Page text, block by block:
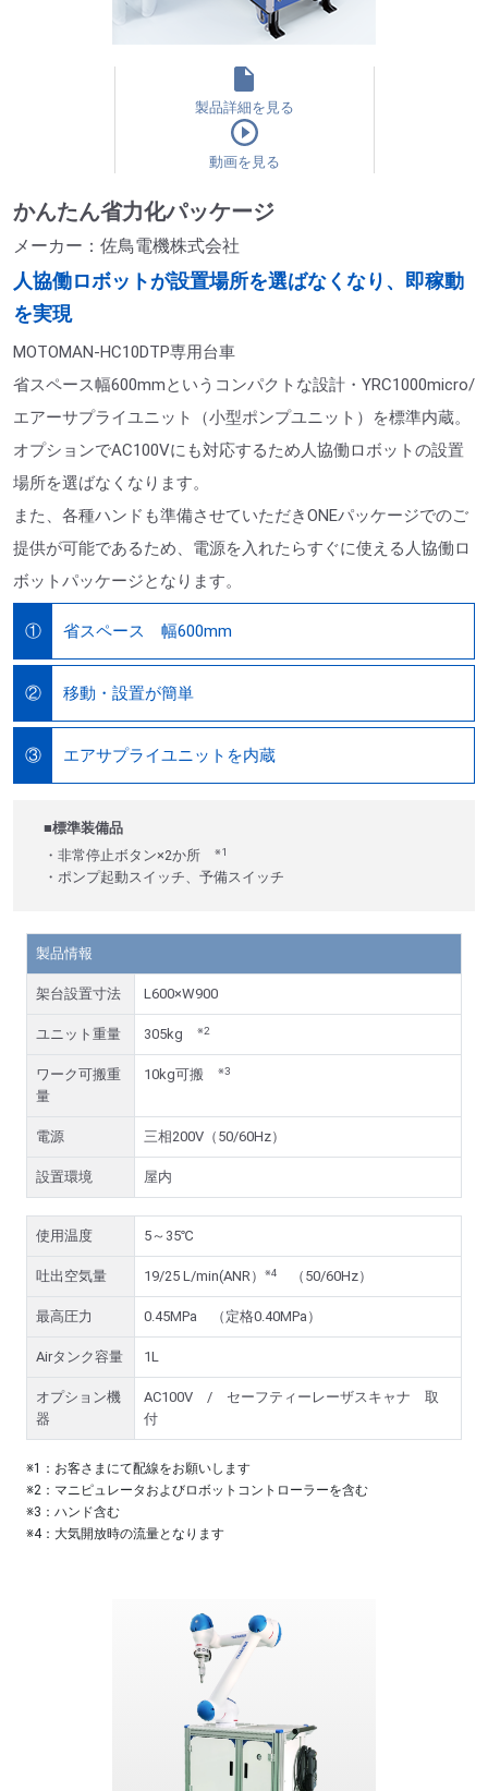
製品詳細を見る
動画を見る
かんたん省力化パッケージ
メーカー：佐鳥電機株式会社
人協働ロボットが設置場所を選ばなくなり、即稼動
を実現
MOTOMAN-HC10DTP専用台車
省スペース幅600mmというコンパクトな設計・YRC1000micro/
エアーサプライユニット（小型ポンプユニット）を標準内蔵。
オプションでAC100Vにも対応するため人協働ロボットの設置
場所を選ばなくなります。
また、各種ハンドも準備させていただきONEパッケージでのご
提供が可能であるため、電源を入れたらすぐに使える人協働ロ
ボットパッケージとなります。
① 省スペース 幅600mm
② 移動・設置が簡単
③ エアサプライユニットを内蔵
■標準装備品
・非常停止ボタン×2か所
※1
・ポンプ起動スイッチ、予備スイッチ
製品情報
架台設置寸法 L600×W900
ユニット重量 305kg ※2
ワーク可搬重
量
10kg可搬 ※3
電源 三相200V（50/60Hz）
設置環境 屋内
使用温度 5～35℃
吐出空気量 19/25 L/min(ANR） ※4 （50/60Hz）
最高圧力 0.45MPa （定格0.40MPa）
Airタンク容量 1L
オプション機
器
AC100V / セーフティーレーザスキャナ 取
付
※1：お客さまにて配線をお願いします
※2：マニピュレータおよびロボットコントローラーを含む
※3：ハンド含む
※4：大気開放時の流量となります